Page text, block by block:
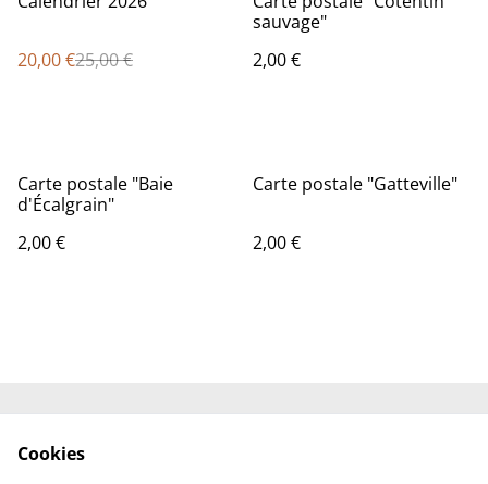
20,00 €25,00 €
sauvage"
2,00 €
Carte postale "Baie
d'Écalgrain"
2,00 €
Carte postale "Gatteville"
2,00 €
Cookies